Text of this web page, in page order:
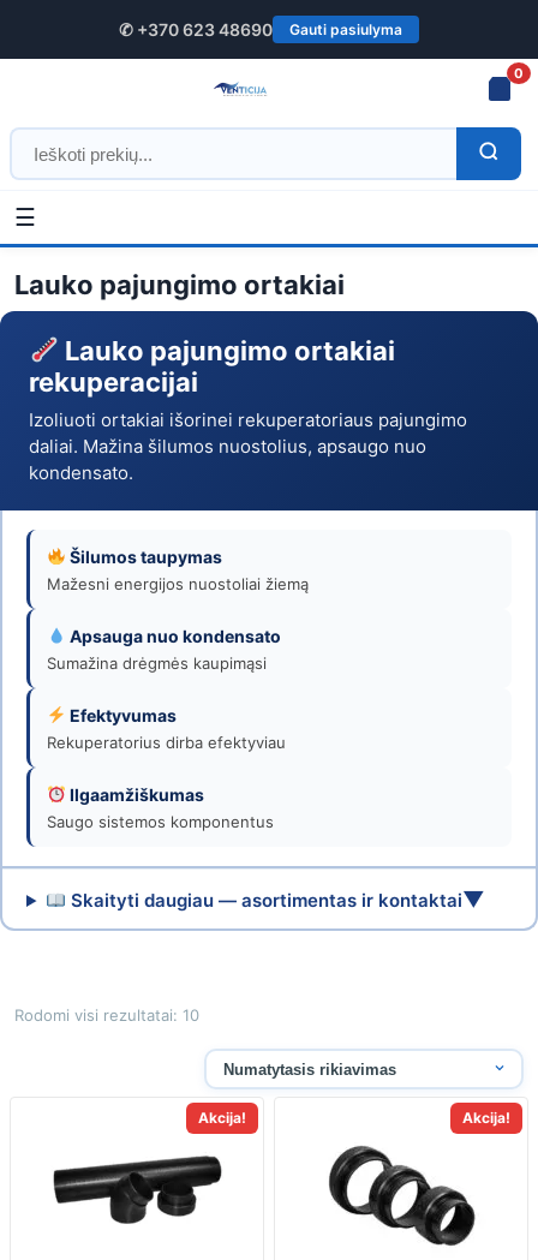
✆ +370 623 48690 Gauti pasiulyma
0
☰
Lauko
pajungimo
ortakiai
pirkti
internetu
|
Venticija
Pradžia
Lauko pajungimo ortakiai
Lauko pajungimo ortakiai
rekuperacijai
Izoliuoti ortakiai išorinei rekuperatoriaus pajungimo
daliai. Mažina šilumos nuostolius, apsaugo nuo
kondensato.
Šilumos taupymas
Mažesni energijos nuostoliai žiemą
Apsauga nuo kondensato
Sumažina drėgmės kaupimąsi
Efektyvumas
Rekuperatorius dirba efektyviau
Ilgaamžiškumas
Saugo sistemos komponentus
Skaityti daugiau — asortimentas ir kontaktai▼
Rodomi visi rezultatai: 10
Akcija!
product
has
multiple
variants.
Akcija!
has
multiple
variants.
The